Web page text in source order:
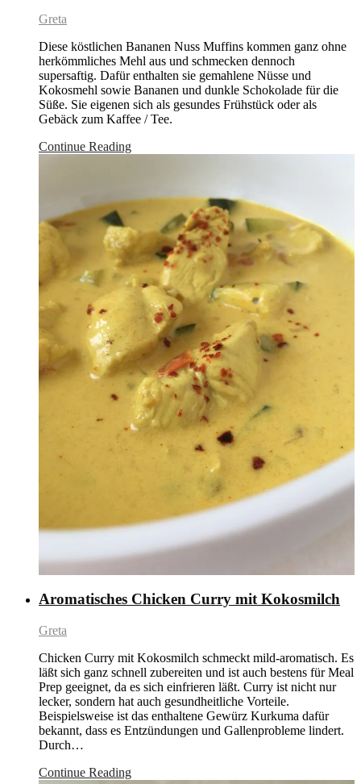
Greta
Diese köstlichen Bananen Nuss Muffins kommen ganz ohne
herkömmliches Mehl aus und schmecken dennoch
supersaftig. Dafür enthalten sie gemahlene Nüsse und
Kokosmehl sowie Bananen und dunkle Schokolade für die
Süße. Sie eigenen sich als gesundes Frühstück oder als
Gebäck zum Kaffee / Tee.
Continue Reading
Aromatisches Chicken Curry mit Kokosmilch
Greta
Chicken Curry mit Kokosmilch schmeckt mild-aromatisch. Es
läßt sich ganz schnell zubereiten und ist auch bestens für Meal
Prep geeignet, da es sich einfrieren läßt. Curry ist nicht nur
lecker, sondern hat auch gesundheitliche Vorteile.
Beispielsweise ist das enthaltene Gewürz Kurkuma dafür
bekannt, dass es Entzündungen und Gallenprobleme lindert.
Durch…
Continue Reading